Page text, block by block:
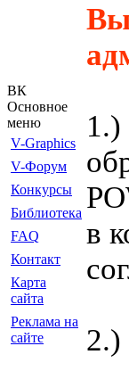
ВК
Основное
меню
V-Graphics
V-Форум
Конкурсы
Библиотека
FAQ
Контакт
Карта
сайта
Реклама на
сайте
Вы
в
2.)